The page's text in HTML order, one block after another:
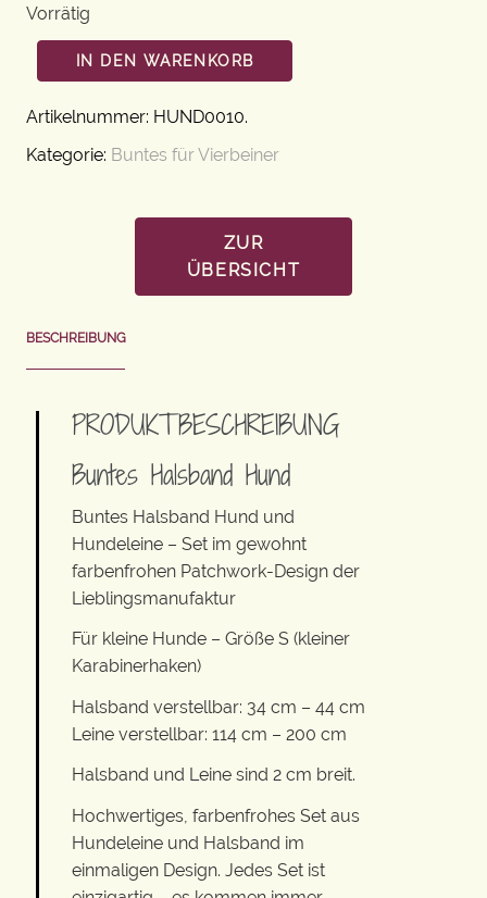
Vorrätig
IN DEN WARENKORB
Artikelnummer: HUND0010.
Kategorie: Buntes für Vierbeiner
ZUR
ÜBERSICHT
BESCHREIBUNG
PRODUKTBESCHREIBUNG
Buntes Halsband Hund
Buntes Halsband Hund und
Hundeleine – Set im gewohnt
farbenfrohen Patchwork-Design der
Lieblingsmanufaktur
Für kleine Hunde – Größe S (kleiner
Karabinerhaken)
Halsband verstellbar: 34 cm – 44 cm
Leine verstellbar: 114 cm – 200 cm
Halsband und Leine sind 2 cm breit.
Hochwertiges, farbenfrohes Set aus
Hundeleine und Halsband im
einmaligen Design. Jedes Set ist